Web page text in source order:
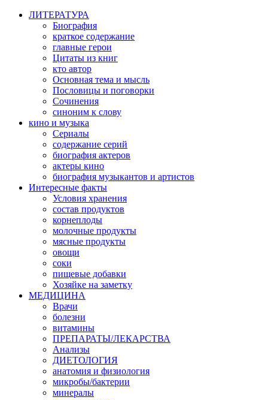
ЛИТЕРАТУРА
Биография
краткое содержание
главные герои
Цитаты из книг
кто автор
Основная тема и мысль
Пословицы и поговорки
Сочинения
синоним к слову
кино и музыка
Сериалы
содержание серий
биография актеров
актеры кино
биография музыкантов и артистов
Интересные факты
Условия хранения
состав продуктов
корнеплоды
молочные продукты
мясные продукты
овощи
соки
пищевые добавки
Хозяйке на заметку
МЕДИЦИНА
Врачи
болезни
витамины
ПРЕПАРАТЫ/ЛЕКАРСТВА
Анализы
ДИЕТОЛОГИЯ
анатомия и физиология
микробы/бактерии
минералы